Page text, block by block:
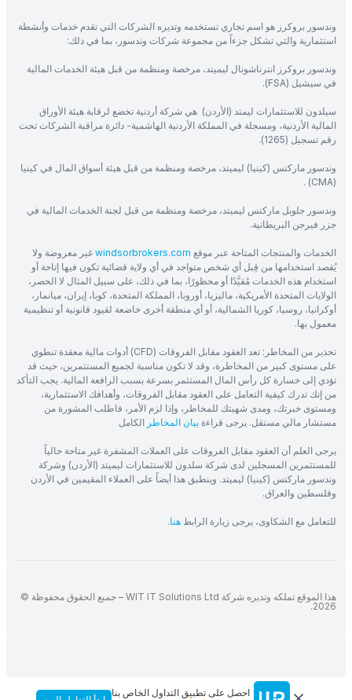
احصل على تطبيق التداول الخاص بنا
وندسور بروكرز هو اسم تجاري تستخدمه وتديره الشركات التي تقدم خدمات وأنشطة
استثمارية والتي تشكل جزءاً من مجموعة شركات وندسور، بما في ذلك:
وندسور بروكرز انترناشونال ليميتد، مرخصة ومنظمة من قبل هيئة الخدمات المالية
في سيشيل (FSA).
سيلدون للاستثمارات ليمتد (الأردن) هي شركة أردنية تخضع لرقابة هيئة الأوراق
المالية الأردنية، ومسجلة في المملكة الأردنية الهاشمية- دائرة مراقبة الشركات تحت
رقم تسجيل (1265).
وندسور ماركتس (كينيا) ليميتد، مرخصة ومنظمة من قبل هيئة أسواق المال في كينيا
(CMA) .
وندسور جلوبل ماركتس ليميتد، مرخصة ومنظمة من قبل لجنة الخدمات المالية في
جزر فيرجن البريطانية.
الخدمات والمنتجات المتاحة عبر موقع windsorbrokers.com غير معروضة ولا
يُقصد استخدامها من قِبل أي شخص متواجد في أي ولاية قضائية تكون فيها إتاحة أو
استخدام هذه الخدمات مُقيَّدًا أو محظورًا، بما في ذلك، على سبيل المثال لا الحصر،
الولايات المتحدة الأمريكية، ماليزيا، أوروبا، المملكة المتحدة، كوبا، إيران، ميانمار،
أوكرانيا، روسيا، كوريا الشمالية، أو أي منطقة أخرى خاضعة لقيود قانونية أو تنظيمية
معمول بها.
تحذير من المخاطر: تعد العقود مقابل الفروقات (CFD) أدوات مالية معقدة تنطوي
على مستوى كبير من المخاطرة، وقد لا تكون مناسبة لجميع المستثمرين، حيث قد
تؤدي إلى خسارة كل رأس المال المستثمر بسرعة بسبب الرافعة المالية. يجب التأكد
من إنك تدرك كيفية التعامل على العقود مقابل الفروقات، وأهدافك الاستثمارية،
ومستوى خبرتك، ومدى شهيتك للمخاطر، وإذا لزم الأمر، فاطلب المشورة من
مستشار مالي مستقل. يرجى قراءة بيان المخاطر الكامل
يرجى العلم أن العقود مقابل الفروقات على العملات المشفرة غير متاحة حالياً
للمستثمرين المسجلين لدى شركة سلدون للاستثمارات ليميتد (الأردن) وشركة
وندسور ماركتس (كينيا) ليميتد. وينطبق هذا أيضاً على العملاء المقيمين في الأردن
وفلسطين والعراق.
للتعامل مع الشكاوى، يرجى زيارة الرابط هنا.
هذا الموقع تملكه وتديره شركة WIT IT Solutions Ltd – جميع الحقوق محفوظة ©
2026.